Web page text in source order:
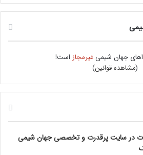
جهان شیمیغیرمجاز است!
(مشاهده قوانین)
در سایت پرقدرت و تخصصی جهان شیمی